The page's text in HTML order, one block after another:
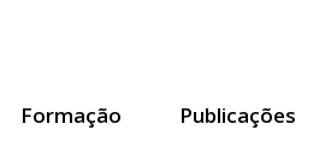
Formação Publicações